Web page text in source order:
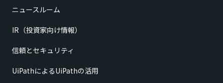
ニュースルーム
IR（投資家向け情報）
信頼とセキュリティ
UiPathによるUiPathの活用